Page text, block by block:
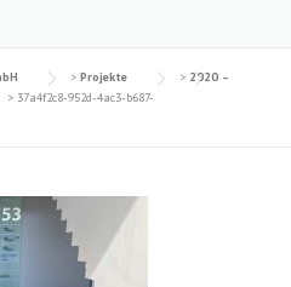
> Projekte > 2020 –
> 37a4f2c8-952d-4ac3-b687-